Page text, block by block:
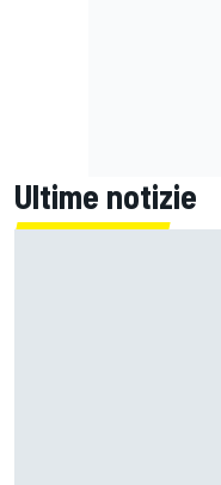
Ultime notizie